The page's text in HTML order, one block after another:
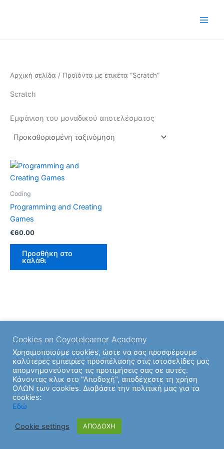
Αρχική σελίδα / Προϊόντα με ετικέτα “Scratch”
Scratch
Εμφάνιση του μοναδικού αποτελέσματος
Coding
Programming and Creating
Games
€60.00
Προσθήκη στο
καλάθι
Copyright © 2026 | Υποστήριξη από
WordPress
Cookies on Coyotelearner Academy
Χρησιμοποιούμε cookies, ώστε να σας προσφέρουμε
καλύτερες εμπειρίες προσπέλασης στις ιστοσελίδες μας
απομνημονεύοντας τις προτιμήσεις σας σε αυτές.
Κάνοντας κλικ στο "Αποδοχή", αποδέχεστε τη χρήση
ΟΛΩΝ των cookies. Διαβάστε την πολιτική μας για τα
cookies:
Εδώ
Cookie settings ΑΠΟΔΟΧΗ